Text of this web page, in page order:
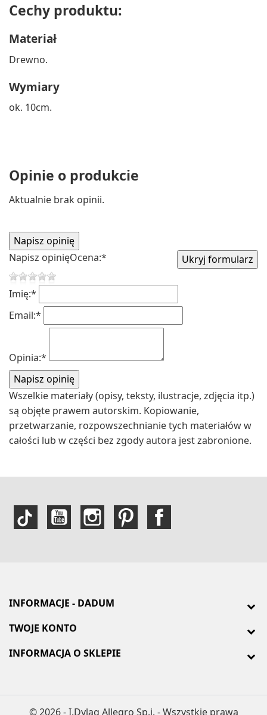
Cechy produktu:
Materiał
Drewno.
Wymiary
ok. 10cm.
Opinie o produkcie
Aktualnie brak opinii.
Napisz opinięOcena:*
Imię:*
Email:*
Opinia:*
Wszelkie materiały (opisy, teksty, ilustracje, zdjęcia itp.)
są objęte prawem autorskim. Kopiowanie,
przetwarzanie, rozpowszechnianie tych materiałów w
całości lub w części bez zgody autora jest zabronione.
INFORMACJE - DADUM
TWOJE KONTO
INFORMACJA O SKLEPIE
© 2026 - I.Dyląg Allegro Sp.j. - Wszystkie prawa